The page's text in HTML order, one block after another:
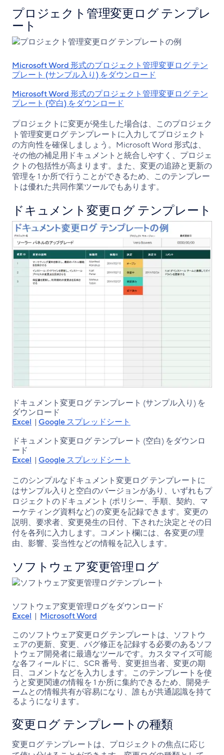
プロジェクト管理変更ログ テンプレ
ート
Microsoft Word 形式のプロジェクト管理変更ログ テン
プレート (サンプル入り) をダウンロード
Microsoft Word 形式のプロジェクト管理変更ログ テン
プレート (空白) をダウンロード
プロジェクトに変更が発生した場合は、このプロジェク
ト管理変更ログ テンプレートに入力してプロジェクト
の方向性を確保しましょう。Microsoft Word 形式は、
その他の補足用ドキュメントと統合しやすく、プロジェ
クトの包括性が高まります。また、変更の追跡と更新の
管理を 1 か所で行うことができるため、このテンプレー
トは優れた共同作業ツールでもあります。
ドキュメント変更ログ テンプレート
ドキュメント変更ログ テンプレート (サンプル入り) を
ダウンロード
Excel | Google スプレッドシート
ドキュメント変更ログ テンプレート (空白) をダウンロ
ード
Excel | Google スプレッドシート
このシンプルなドキュメント変更ログ テンプレートに
はサンプル入りと空白のバージョンがあり、いずれもプ
ロジェクトのドキュメント (ポリシー、手順、契約、マ
ーケティング資料など) の変更を記録できます。変更の
説明、要求者、変更発生の日付、下された決定とその日
付を各列に入力します。コメント欄には、各変更の理
由、影響、妥当性などの情報を記入します。
ソフトウェア変更管理ログ
ソフトウェア変更管理ログをダウンロード
Excel | Microsoft Word
このソフトウェア変更ログ テンプレートは、ソフトウ
ェアの更新、変更、バグ修正を記録する必要のあるソフ
トウェア開発者に最適なツールです。カスタマイズ可能
な各フィールドに、SCR 番号、変更担当者、変更の期
日、コメントなどを入力します。このテンプレートを使
うと変更関連の情報を 1 か所に集約できるため、開発チ
ームとの情報共有が容易になり、誰もが共通認識を持て
るようになります。
変更ログ テンプレートの種類
変更ログ テンプレートは、プロジェクトの焦点に応じ